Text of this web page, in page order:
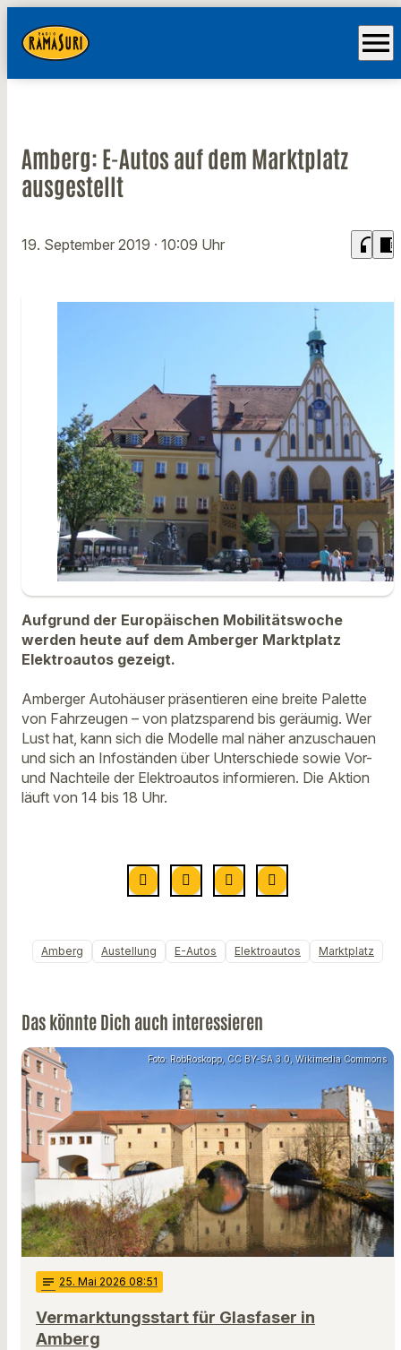
menu
Amberg: E-Autos auf dem Marktplatz
ausgestellt
19. September 2019 · 10:09 Uhr headphones chrome_reader_mode
Aufgrund der Europäischen Mobilitätswoche
werden heute auf dem Amberger Marktplatz
Elektroautos gezeigt.
Amberger Autohäuser präsentieren eine breite Palette
von Fahrzeugen – von platzsparend bis geräumig. Wer
Lust hat, kann sich die Modelle mal näher anzuschauen
und sich an Infoständen über Unterschiede sowie Vor-
und Nachteile der Elektroautos informieren. Die Aktion
läuft von 14 bis 18 Uhr.
Amberg Austellung E-Autos Elektroautos Marktplatz
Das könnte Dich auch interessieren
Foto: RobRoskopp, CC BY-SA 3.0, Wikimedia Commons
notes 25. Mai 2026 08:51
Vermarktungsstart für Glasfaser in
Amberg